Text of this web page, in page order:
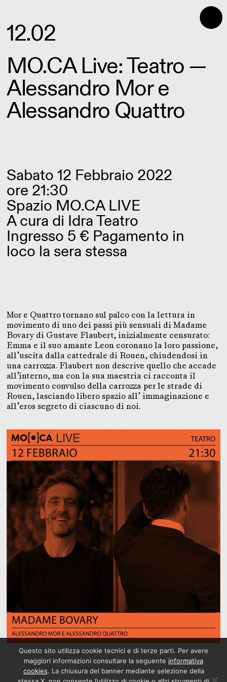
⬤
12.02
MO.CA Live: Teatro —
Alessandro Mor e
Alessandro Quattro
Sabato 12 Febbraio 2022
ore 21:30
Spazio MO.CA LIVE
A cura di Idra Teatro
Ingresso 5 € Pagamento in
loco la sera stessa
Mor e Quattro tornano sul palco con la lettura in
movimento di uno dei passi più sensuali di Madame
Bovary di Gustave Flaubert, inizialmente censurato:
Emma e il suo amante Leon coronano la loro passione,
all’uscita dalla cattedrale di Rouen, chiudendosi in
una carrozza. Flaubert non descrive quello che accade
all’interno, ma con la sua maestria ci racconta il
movimento convulso della carrozza per le strade di
Rouen, lasciando libero spazio all’ immaginazione e
all’eros segreto di ciascuno di noi.
Questo sito utilizza cookie tecnici e di terze parti. Per avere
maggiori informazioni consultare la seguente informativa
cookies. La chiusura del banner mediante selezione della